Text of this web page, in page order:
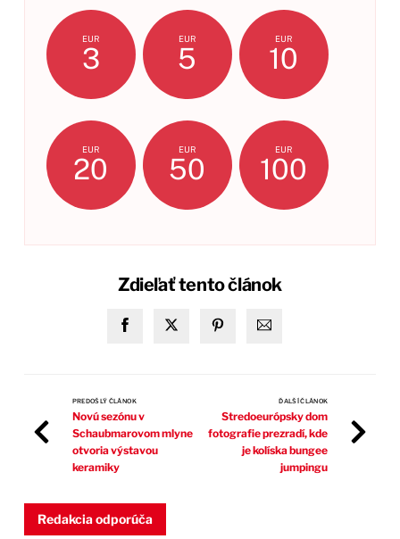
EUR
3
EUR
5
EUR
10
EUR
20
EUR
50
EUR
100
Zdieľať tento článok
PREDOŠLÝ ČLÁNOK
Novú sezónu v
Schaubmarovom mlyne
otvoria výstavou
keramiky
ĎALŠÍ ČLÁNOK
Stredoeurópsky dom
fotografie prezradí, kde
je kolíska bungee
jumpingu
Redakcia odporúča